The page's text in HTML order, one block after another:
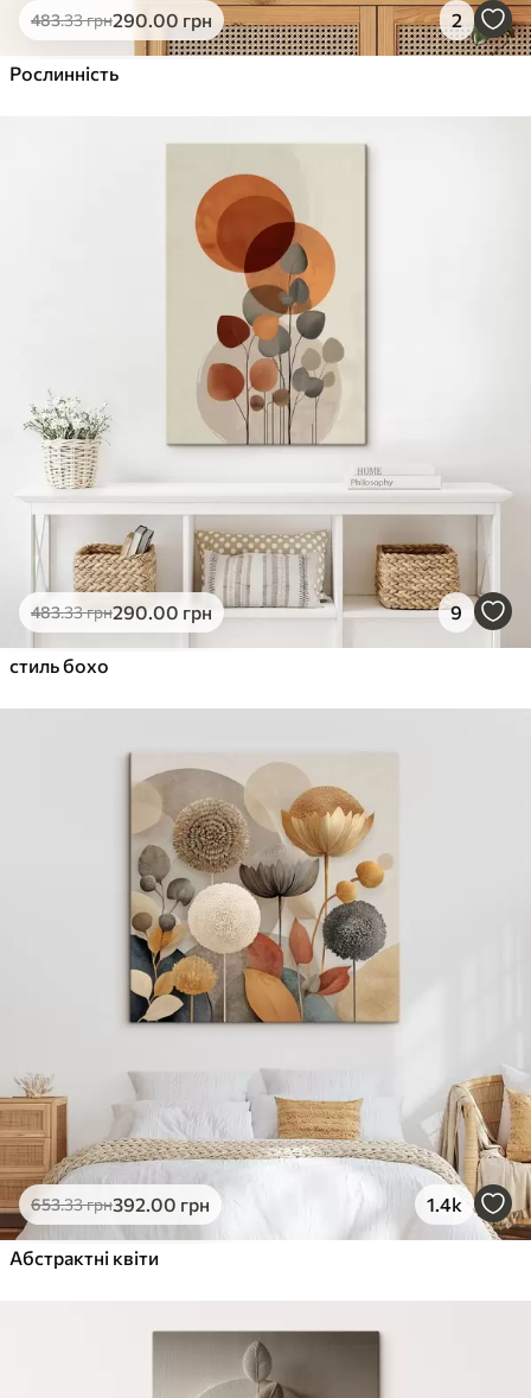
483.33грн290.00 грн 2
Рослинність
483.33грн290.00 грн 9
стиль бохо
653.33грн392.00 грн 1.4k
Абстрактні квіти